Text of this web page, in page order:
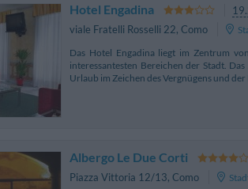
Hotel Engadina
viale Fratelli Rosselli 22, Como
Das Hotel Engadina liegt im Zentrum
interessantesten Bereichen der Stadt.
Urlaub im Zeichen des Vergnügens und der
Albergo Le Due Corti
Piazza Vittoria 12/13, Como